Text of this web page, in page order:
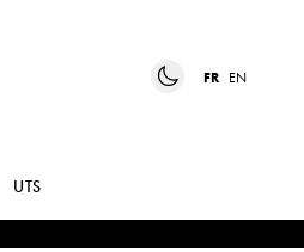
FR EN
UTS